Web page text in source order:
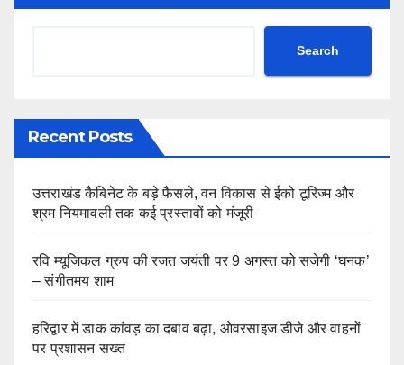
Search
Recent Posts
उत्तराखंड कैबिनेट के बड़े फैसले, वन विकास से ईको टूरिज्म और
श्रम नियमावली तक कई प्रस्तावों को मंजूरी
रवि म्यूजिकल ग्रुप की रजत जयंती पर 9 अगस्त को सजेगी ‘घनक’
– संगीतमय शाम
हरिद्वार में डाक कांवड़ का दबाव बढ़ा, ओवरसाइज डीजे और वाहनों
पर प्रशासन सख्त